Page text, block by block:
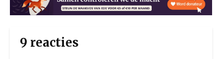
9 reacties